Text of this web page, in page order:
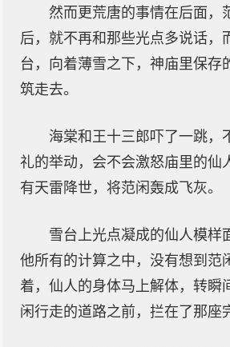
然而更荒唐的事情在后面，
后，就不再和那些光点多说话，
台，向着薄雪之下，神庙里保存
筑走去。
海棠和王十三郎吓了一跳，
礼的举动，会不会激怒庙里的仙
有天雷降世，将范闲轰成飞灰。
雪台上光点凝成的仙人模样
他所有的计算之中，没有想到范
着，仙人的身体马上解体，转瞬
闲行走的道路之前，拦在了那座